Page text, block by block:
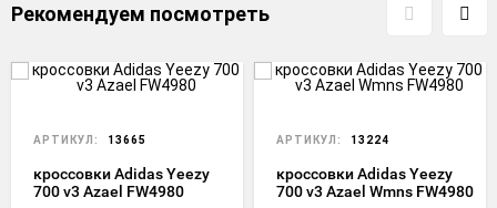
Рекомендуем посмотреть
АРТИКУЛ: 13665
кроссовки Adidas Yeezy
700 v3 Azael FW4980
АРТИКУЛ: 13224
кроссовки Adidas Yeezy
700 v3 Azael Wmns FW4980